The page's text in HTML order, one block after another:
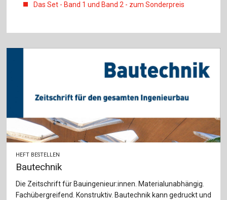
Das Set - Band 1 und Band 2 - zum Sonderpreis
HEFT BESTELLEN
Bautechnik
Die Zeitschrift für Bauingenieur:innen. Materialunabhängig.
Fachübergreifend. Konstruktiv. Bautechnik kann gedruckt und